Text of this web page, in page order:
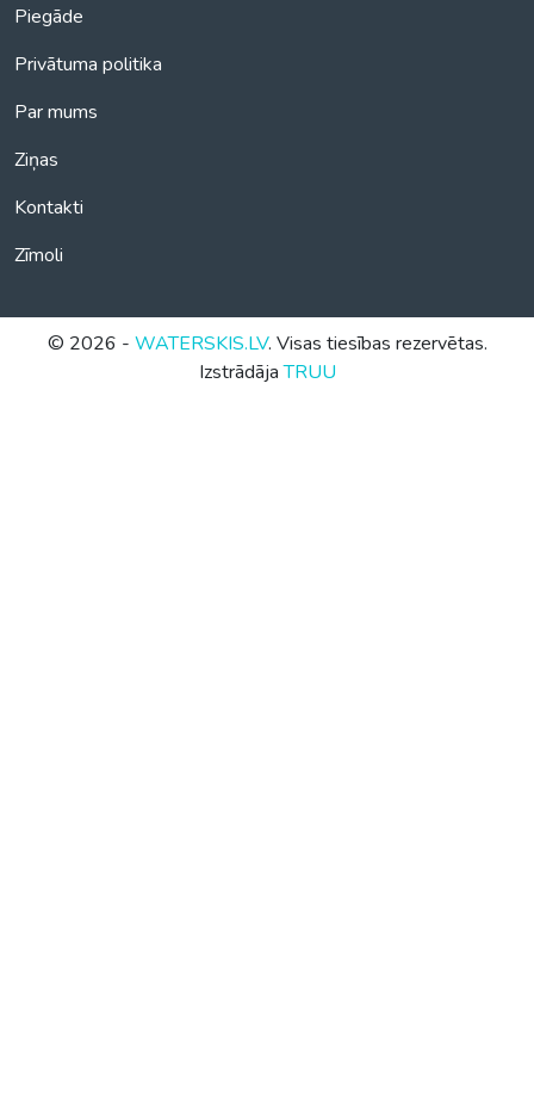
Piegāde
Privātuma politika
Par mums
Ziņas
Kontakti
Zīmoli
© 2026 - WATERSKIS.LV. Visas tiesības rezervētas.
IzstrādājaTRUU